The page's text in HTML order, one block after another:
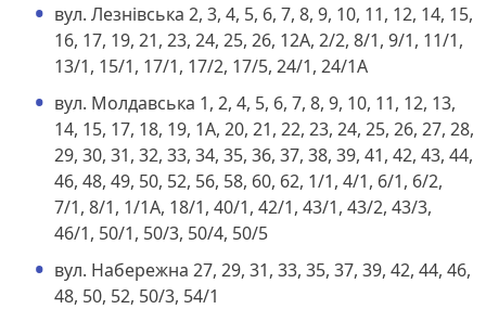
вул. Лезнівська 2, 3, 4, 5, 6, 7, 8, 9, 10, 11, 12, 14, 15,
16, 17, 19, 21, 23, 24, 25, 26, 12А, 2/2, 8/1, 9/1, 11/1,
13/1, 15/1, 17/1, 17/2, 17/5, 24/1, 24/1А
вул. Молдавська 1, 2, 4, 5, 6, 7, 8, 9, 10, 11, 12, 13,
14, 15, 17, 18, 19, 1А, 20, 21, 22, 23, 24, 25, 26, 27, 28,
29, 30, 31, 32, 33, 34, 35, 36, 37, 38, 39, 41, 42, 43, 44,
46, 48, 49, 50, 52, 56, 58, 60, 62, 1/1, 4/1, 6/1, 6/2,
7/1, 8/1, 1/1А, 18/1, 40/1, 42/1, 43/1, 43/2, 43/3,
46/1, 50/1, 50/3, 50/4, 50/5
вул. Набережна 27, 29, 31, 33, 35, 37, 39, 42, 44, 46,
48, 50, 52, 50/3, 54/1